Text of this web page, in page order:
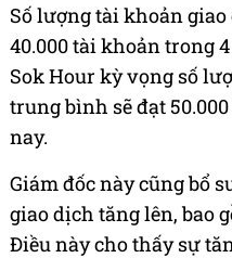
Số lượng tài khoản
40.000 tài khoản trong
Sok Hour kỳ vọng số
trung bình sẽ đạt
nay.
Giám đốc này cũng bổ
giao dịch tăng lên, bao
Điều này cho thấy sự